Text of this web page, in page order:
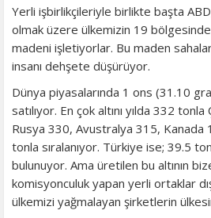
Yerli işbirlikçileriyle birlikte başta
olmak üzere ülkemizin 19 bölgesinde
madeni işletiyorlar. Bu maden
insanı dehşete düşürüyor.
Dünya piyasalarında 1 ons (31.10
satılıyor. En çok altını yılda 332
Rusya 330, Avustralya 315, Kanada
tonla sıralanıyor. Türkiye ise; 39.5
bulunuyor. Ama üretilen bu altının
komisyonculuk yapan yerli ortaklar
ülkemizi yağmalayan şirketlerin